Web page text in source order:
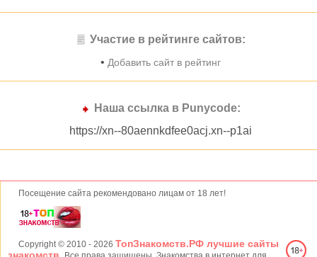
Участие в рейтинге сайтов:
• Добавить сайт в рейтинг
Наша ссылка в Punycode:
https://xn--80aennkdfee0acj.xn--p1ai
Посещение сайта рекомендовано лицам от 18 лет!
Copyright © 2010 - 2026 ТопЗнакомств.РФ лучшие сайты